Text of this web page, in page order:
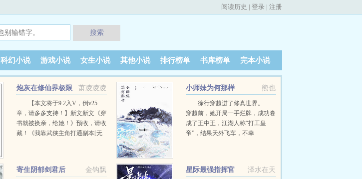
阅读历史 | 登录 | 注册
搜索
科幻小说 游戏小说 女生小说 其他小说 排行榜单 书库榜单 完本小说
萧凌凌凌
炮灰在修仙界极限
【本文将于9.2入V，倒v25
章，请多多支持！】新文新文《穿
书就被换亲，给她！》预收，请收
藏！《我靠武侠主角打通副本[无
穿]》《带着房子穿了,可我黑户啊
熊也
小师妹为何那样
徐行穿越进了修真世界。
穿越前，她开局一手烂牌，成功卷
成了王中王，江湖人称“打工皇
帝”，结果天外飞车，不幸
宗中最讨人嫌的那个小师妹。
金钩飘
寄生阴郁剑君后 泽水在天
星际最强指挥官